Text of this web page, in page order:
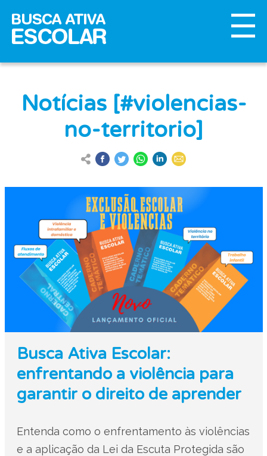
Notícias [#violencias-
no-territorio]
Busca Ativa Escolar:
enfrentando a violência para
garantir o direito de aprender
Entenda como o enfrentamento às violências
e a aplicação da Lei da Escuta Protegida são